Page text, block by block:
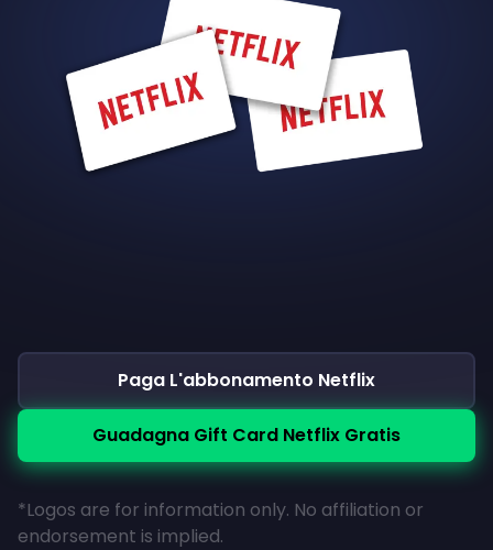
Paga L'abbonamento Netflix
Guadagna Gift Card Netflix Gratis
*Logos are for information only. No affiliation or
endorsement is implied.